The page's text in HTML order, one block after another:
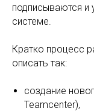
подписываются и
системе.
Кратко процесс
описать так:
создание
Teamcenter),